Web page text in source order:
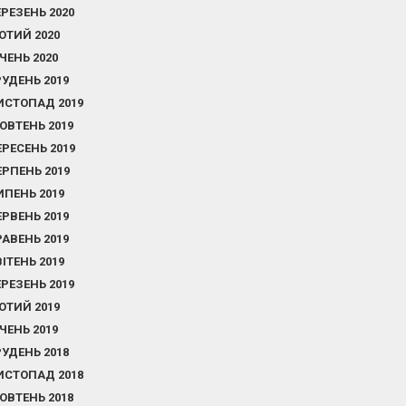
2020
2020
2020
2019
2019
2019
2019
2019
2019
2019
2019
2019
2019
2019
2019
2018
2018
2018